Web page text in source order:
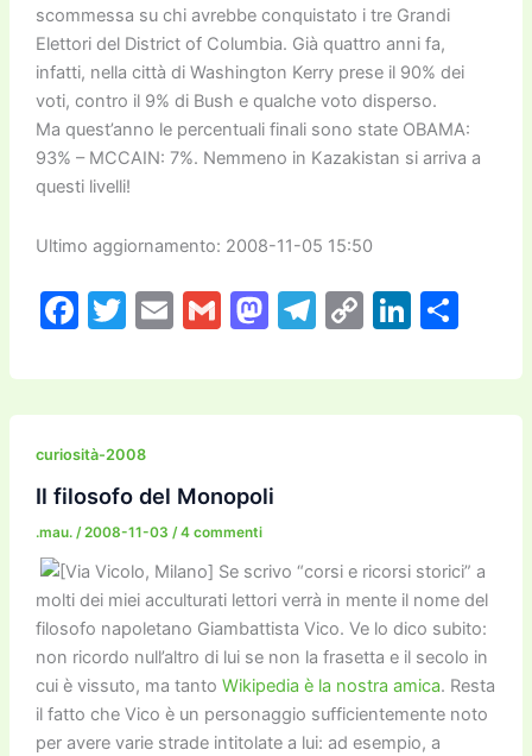
scommessa su chi avrebbe conquistato i tre Grandi
Elettori del District of Columbia. Già quattro anni fa,
infatti, nella città di Washington Kerry prese il 90% dei
voti, contro il 9% di Bush e qualche voto disperso.
Ma quest’anno le percentuali finali sono state OBAMA:
93% – MCCAIN: 7%. Nemmeno in Kazakistan si arriva a
questi livelli!
Ultimo aggiornamento: 2008-11-05 15:50
F
c
e
b
o
o
k
T
itt
er
E
ai
l
G
ai
l
M
st
o
o
T
e
gr
C
p
y
Li
k
e
C
n
di
curiosità-2008
Il filosofo del Monopoli
.mau. /2008-11-03 /4 commenti
Se scrivo “corsi e ricorsi storici” a
molti dei miei acculturati lettori verrà in mente il nome del
filosofo napoletano Giambattista Vico. Ve lo dico subito:
non ricordo null’altro di lui se non la frasetta e il secolo in
cui è vissuto, ma tanto Wikipedia è la nostra amica. Resta
il fatto che Vico è un personaggio sufficientemente noto
per avere varie strade intitolate a lui: ad esempio, a